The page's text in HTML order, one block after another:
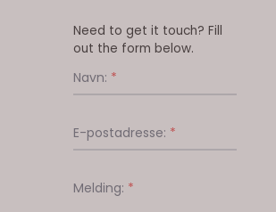
Need to get it touch? Fill
out the form below.
Navn: *
E-postadresse: *
Melding: *